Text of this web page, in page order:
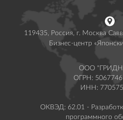
119435, Россия, г. Москва
Бизнес-центр
ООО
ОГРН:
ИНН:
ОКВЭД: 62.01 -
программного